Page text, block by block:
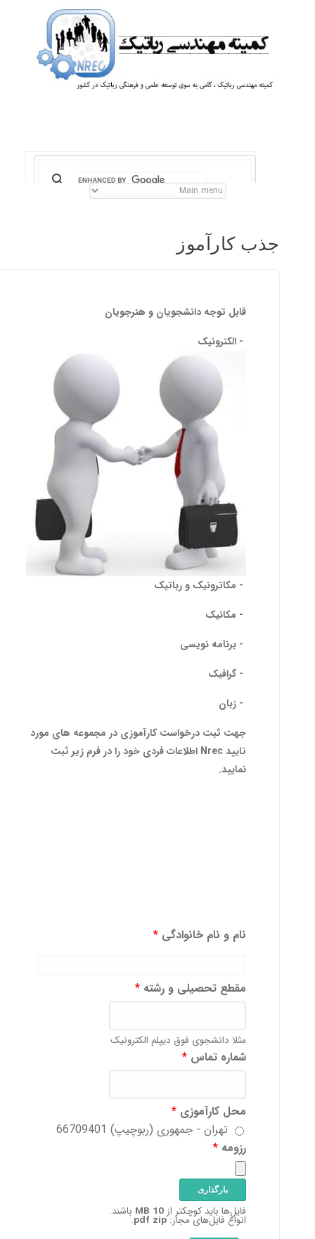
جذب کارآموز
قابل توجه دانشجویان و هنرجویان
- الکترونیک
- مکاترونیک و رباتیک
- مکانیک
- برنامه نویسی
- گرافیک
- زبان
جهت ثبت درخواست کارآموزی در مجموعه های مورد
تایید Nrec اطلاعات فردی خود را در فرم زیر ثبت
نمایید.
نام و نام خانوادگی*
مقطع تحصیلی و رشته*
مثلا دانشجوی فوق دیپلم الکترونیک
شماره تماس*
محل کارآموزی*
تهران - جمهوری (ربوچیپ) 66709401
رزومه*
فایل‌ها باید کوچکتر از 10 MB باشند.
انواع فایل‌های مجاز:pdf zip
.